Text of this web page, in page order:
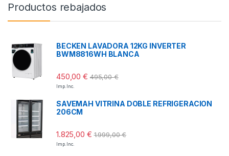
Productos rebajados
BECKEN LAVADORA 12KG INVERTER
BWM8816WH BLANCA
450,00€ 495,00€
Imp. Inc.
SAVEMAH VITRINA DOBLE REFRIGERACION
206CM
1.825,00 € 1.999,00€
Imp. Inc.